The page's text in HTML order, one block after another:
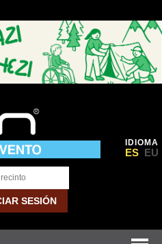
IDIOMA
ES EU
SESIÓN